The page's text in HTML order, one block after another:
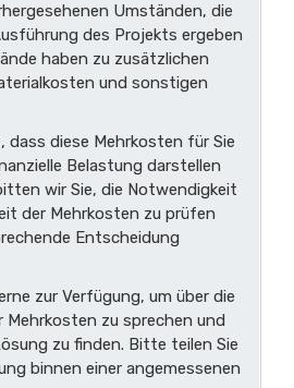
Umständen, die
des Projekts ergeben
haben zu zusätzlichen
und sonstigen
dass diese Mehrkosten für Sie
Belastung darstellen
wir Sie, die Notwendigkeit
der Mehrkosten zu prüfen
Entscheidung
zur Verfügung, um über die
Mehrkosten zu sprechen und
zu finden. Bitte teilen Sie
binnen einer angemessenen